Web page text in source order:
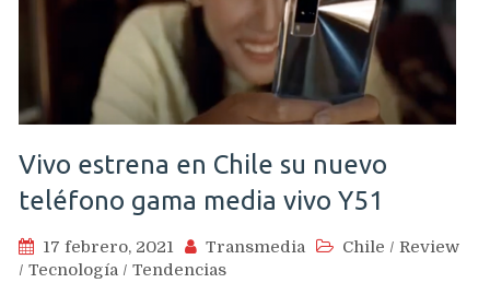
Vivo estrena en Chile su nuevo
teléfono gama media vivo Y51
17 febrero, 2021 Transmedia Chile / Review
/ Tecnología / Tendencias